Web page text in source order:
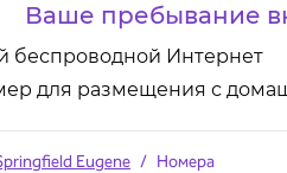
Ваше пребывание
беспроводной Интернет
для размещения с
Eugene / Номера